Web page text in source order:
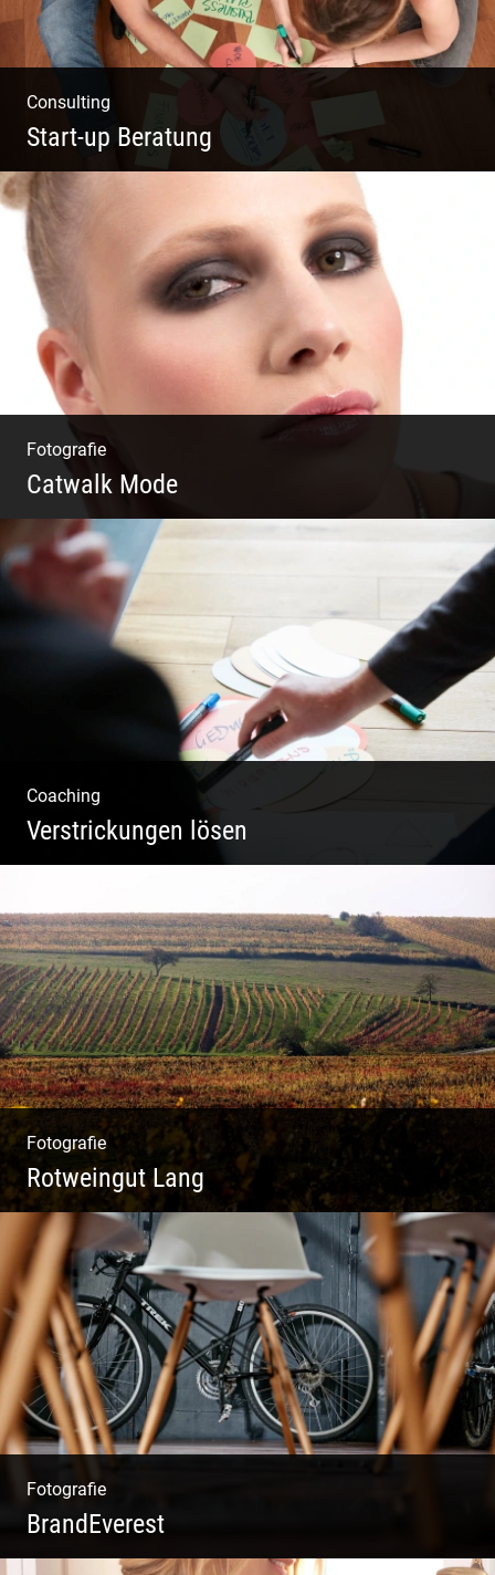
Consulting
Start-up Beratung
Du beginnst Dein Eigenes zu erschaffen und
weißt nicht, wo du beginnen sollst?
Fotografie
Catwalk Mode
Catwalk Mode Fotografie
Coaching
Verstrickungen lösen
Aufstellung
Fotografie
Rotweingut Lang
Rotweine aus Österreich | Genussvolle
Weinprobe | Herbstliche Weinberge | Uriger
Weinkeller
Fotografie
BrandEverest